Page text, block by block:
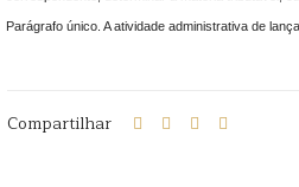
Parágrafo único. A atividade administrativa de
Compartilhar